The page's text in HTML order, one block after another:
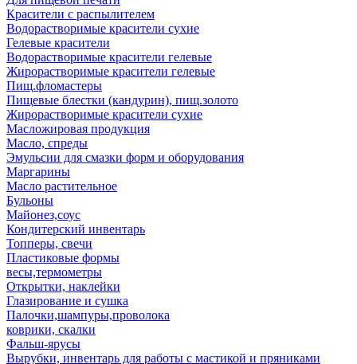
Красители с распылителем
Водорастворимые красители сухие
Гелевые красители
Водорастворимые красители гелевые
Жирорастворимые красители гелевые
Пищ.фломастеры
Пищевые блестки (кандурин), пищ.золото
Жирорастворимые красители сухие
Масложировая продукция
Масло, спреды
Эмульсии для смазки форм и оборудования
Маргарины
Масло растительное
Бульоны
Майонез,соус
Кондитерский инвентарь
Топперы, свечи
Пластиковые формы
весы,термометры
Открытки, наклейки
Глазирование и сушка
Палочки,шампуры,проволока
коврики, скалки
Фальш-ярусы
Вырубки, инвентарь для работы с мастикой и пряниками